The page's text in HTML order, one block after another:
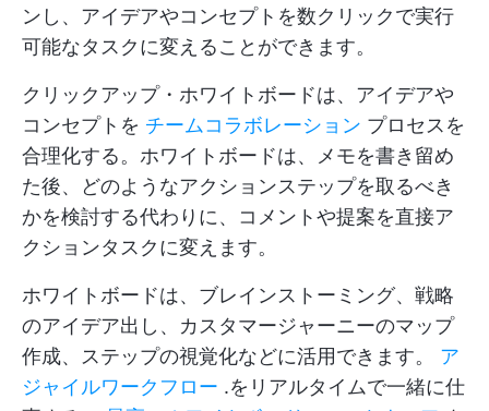
ンし、アイデアやコンセプトを数クリックで実行
可能なタスクに変えることができます。
クリックアップ・ホワイトボードは、アイデアや
コンセプトを チームコラボレーション プロセスを
合理化する。ホワイトボードは、メモを書き留め
た後、どのようなアクションステップを取るべき
かを検討する代わりに、コメントや提案を直接ア
クションタスクに変えます。
ホワイトボードは、ブレインストーミング、戦略
のアイデア出し、カスタマージャーニーのマップ
作成、ステップの視覚化などに活用できます。 ア
ジャイルワークフロー .をリアルタイムで一緒に仕